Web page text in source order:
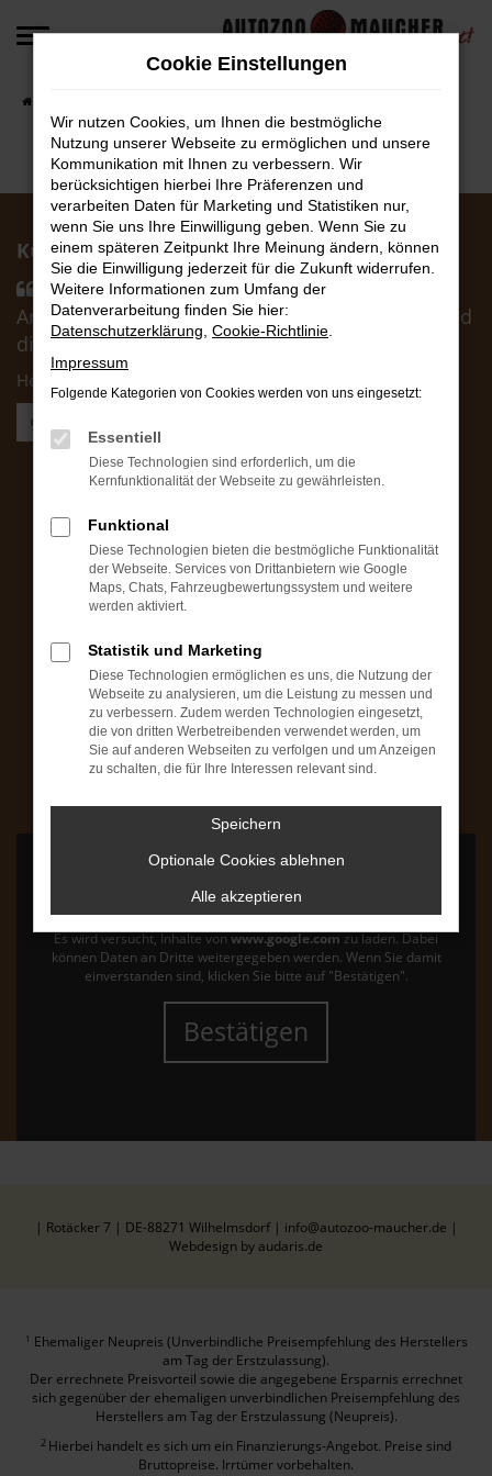
Zum
Kunden über uns:
Händler hat uns sehr schnell passende
Angebote zukommen lassen. Die Abwicklung und
die Zusagen wurden korrekt eingehalten ....
Herr Otto F.
AutoZoo Verkauf
Samstag: 09:00 bis 14:00 Uhr
Fahrzeugbesichtigungen (ohne Verkauf) auch
außerhalb unseren Geschäftszeiten möglich
AutoZoo Werkstatt
Mo bis Fr: 08:00 bis 12:00 Uhr & 13:00 bis 17:00 Uhr
Samstag: 09:00 bis 12:00 Uhr
Es wird versucht, Inhalte vonwww.google.comzu laden. Dabei
können Daten an Dritte weitergegeben werden. Wenn Sie damit
einverstanden sind, klicken Sie bitte auf "Bestätigen".
Bestätigen
| Rotäcker 7 | DE-88271 Wilhelmsdorf | info@autozoo-maucher.de |
Webdesign by audaris.de
1 Ehemaliger Neupreis (Unverbindliche Preisempfehlung des Herstellers
am Tag der Erstzulassung).
Der errechnete Preisvorteil sowie die angegebene Ersparnis errechnet
sich gegenüber der ehemaligen unverbindlichen Preisempfehlung des
Herstellers am Tag der Erstzulassung (Neupreis).
2 Hierbei handelt es sich um ein Finanzierungs-Angebot. Preise sind
Bruttopreise. Irrtümer vorbehalten.
Cookie Einstellungen
Wir nutzen Cookies, um Ihnen die bestmögliche
Nutzung unserer Webseite zu ermöglichen und unsere
Kommunikation mit Ihnen zu verbessern. Wir
berücksichtigen hierbei Ihre Präferenzen und
verarbeiten Daten für Marketing und Statistiken nur,
wenn Sie uns Ihre Einwilligung geben. Wenn Sie zu
einem späteren Zeitpunkt Ihre Meinung ändern, können
Sie die Einwilligung jederzeit für die Zukunft widerrufen.
Weitere Informationen zum Umfang der
Datenverarbeitung finden Sie hier:
Datenschutzerklärung Cookie-Richtlinie
Impressum
Folgende Kategorien von Cookies werden von uns eingesetzt:
Essentiell
Diese Technologien sind erforderlich, um die
Kernfunktionalität der Webseite zu gewährleisten.
Funktional
Diese Technologien bieten die bestmögliche Funktionalität
der Webseite. Services von Drittanbietern wie Google
Maps, Chats, Fahrzeugbewertungssystem und weitere
werden aktiviert.
Statistik und Marketing
Diese Technologien ermöglichen es uns, die Nutzung der
Webseite zu analysieren, um die Leistung zu messen und
zu verbessern. Zudem werden Technologien eingesetzt,
die von dritten Werbetreibenden verwendet werden, um
Sie auf anderen Webseiten zu verfolgen und um Anzeigen
zu schalten, die für Ihre Interessen relevant sind.
Speichern
Optionale Cookies ablehnen
Alle akzeptieren